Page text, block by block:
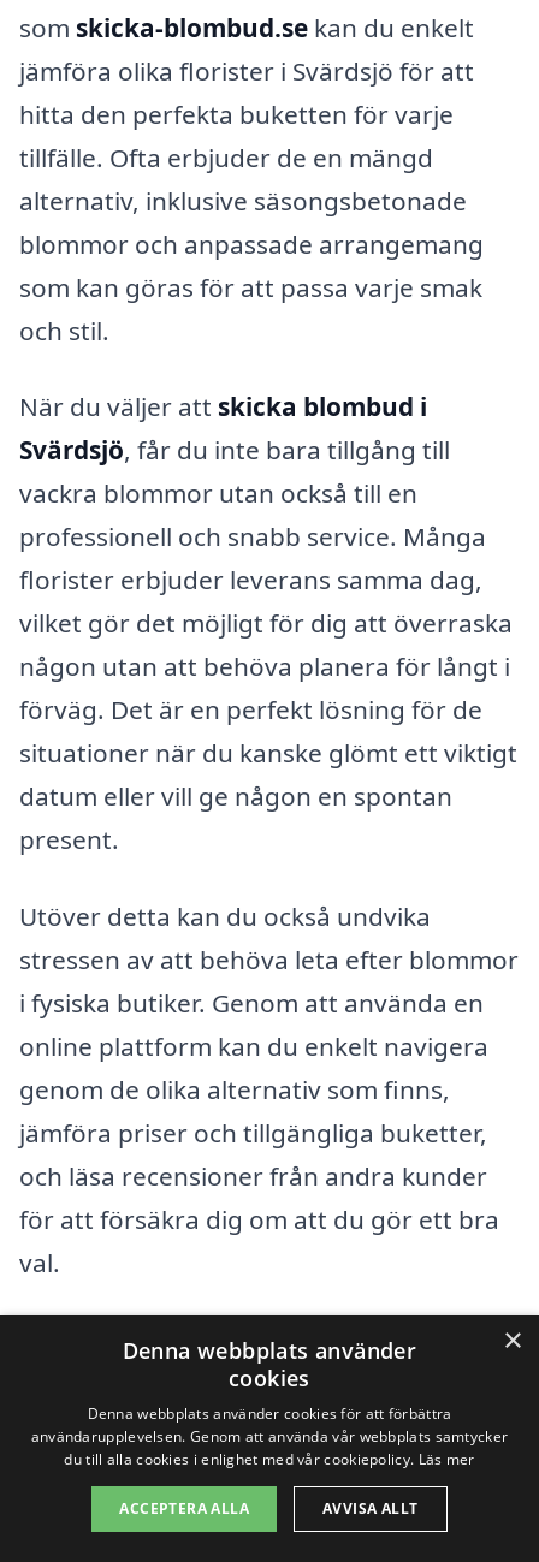
som skicka-blombud.se kan du enkelt
jämföra olika florister i Svärdsjö för att
hitta den perfekta buketten för varje
tillfälle. Ofta erbjuder de en mängd
alternativ, inklusive säsongsbetonade
blommor och anpassade arrangemang
som kan göras för att passa varje smak
och stil.
När du väljer att skicka blombud i
Svärdsjö, får du inte bara tillgång till
vackra blommor utan också till en
professionell och snabb service. Många
florister erbjuder leverans samma dag,
vilket gör det möjligt för dig att överraska
någon utan att behöva planera för långt i
förväg. Det är en perfekt lösning för de
situationer när du kanske glömt ett viktigt
datum eller vill ge någon en spontan
present.
Utöver detta kan du också undvika
stressen av att behöva leta efter blommor
i fysiska butiker. Genom att använda en
online plattform kan du enkelt navigera
genom de olika alternativ som finns,
jämföra priser och tillgängliga buketter,
och läsa recensioner från andra kunder
för att försäkra dig om att du gör ett bra
val.
Det är också värt att notera att många
florister erbjuder anpassade tjänster, där
du kan lägga till personliga meddelanden
eller kombinera blommor med andra
gåvor som choklad eller vin. Detta kan
×
Denna webbplats använder
cookies
Denna webbplats använder cookies för att förbättra
användarupplevelsen. Genom att använda vår webbplats samtycker
du till alla cookies i enlighet med vår cookiepolicy. Läs mer
ACCEPTERA ALLA AVVISA ALLT